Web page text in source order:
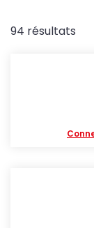
94 résultats